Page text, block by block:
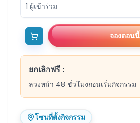
1 ผู้เข้าร่วม
จองตอนนี้
ยกเลิกฟรี :
ล่วงหน้า 48 ชั่วโมงก่อนเริ่มกิจกรรม
โซนที่ตั้งกิจกรรม